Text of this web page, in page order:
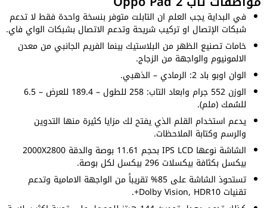
في البداية يجب العلم ان التابلت متوفر بنسخة واحدة فقط لا تدعم
شبكات الإتصال او تركيب شريحة وتدعم الاتصال بشبكات الواي فاي.
خامات تصنيع الظهر من البلاستيك بينما الفريم الجانبي من معدن
الالمونيوم والواجهة من الزجاج.
الوان اوبو باد 2: الرمادي – الذهبي.
الوزن 552 جرام وابعاد التاب: 258 للطول – 189.4 للعرض – 6.5
للسُمك (ملم).
يدعم استخدام القلم الذي يفتح لك مزايا كثيرة منها التدوين
والرسم وكتابة الملاحظات.
الشاشة نوعها IPS LCD بحجم 11.61 بوصة والدقة 2000X2800
بيكسل بكثافة بيكسلات 296 بيكسل لكل بوصة.
تستحوذ الشاشة على 85% تقريباً من الواجهة الامامية وتدعم
تقنيات Dolby Vision, HDR10+.